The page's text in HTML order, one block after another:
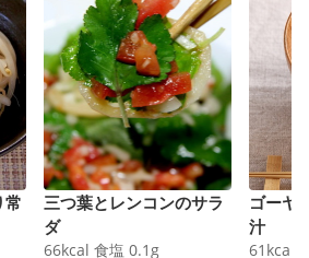
常
三つ葉とレンコンのサラ
ダ
66kcal 食塩 0.1 g
ゴーヤ
汁
61 kcal